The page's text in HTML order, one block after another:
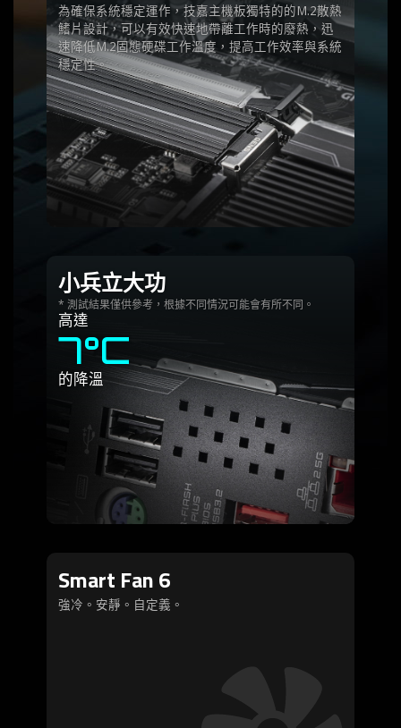
為確保系統穩定運作，技嘉主機板獨特的的M.2散熱
鰭片設計，可以有效快速地帶離工作時的廢熱，迅
速降低M.2固態硬碟工作溫度，提高工作效率與系統
穩定性。
小兵立大功
* 測試結果僅供參考，根據不同情況可能會有所不同。
高達
7°C
的降溫
Smart Fan 6
強冷。安靜。自定義。